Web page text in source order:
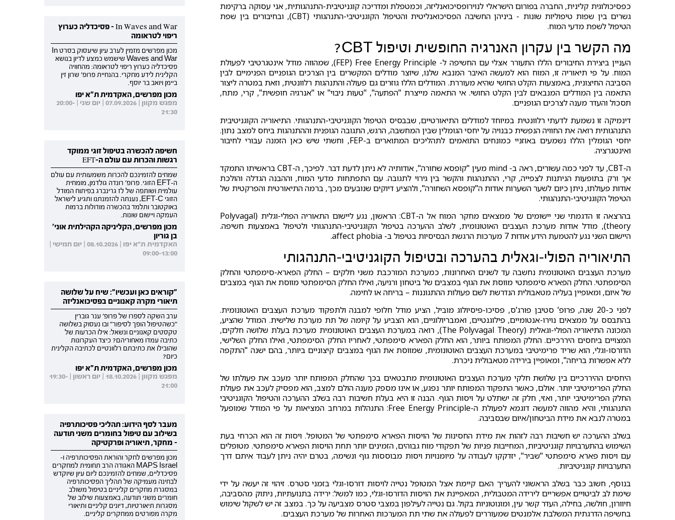
כפסיכולוגית קלינית, החברה בפורום הישראלי לנוירופסיכואנליזה, וכמטפלת ומדריכה קוגניטיבית-התנהגותית, אני עסוקה ברקימת
גשרים בין שפות טיפוליות שונות - ביניהן החשיבה הפסיכואנליטית והטיפול הקוגניטיבי-התנהגותי (CBT), ובחיבורים בין שפת
הטיפול לשפת מדעי המוח.
מה הקשר בין עקרון האנרגיה החופשית וטיפול CBT?
העניין ביצירת החיבורים הללו התעורר אצלי עם החשיפה ל- FEP) Free Energy Principle), שמהווה מודל אינטגרטיבי לפעולת
המוח. על פי תיאוריה זו, המוח הוא למעשה האיבר המנבא שלנו, שיוצר מודלים המקשרים בין הצרכים הגופניים הפנימיים לבין
הסביבה החיצונית, באמצעות הקלט החושי שהיא מעוררת. המודלים הללו גוזרים גם פעולה והתנהגות רלוונטית, וזאת במטרה ליצור
התאמה בין המודלים המנבאים לבין הקלט החושי. אי התאמה מייצרת "הפתעה", "טעות ניבוי" או "אנרגיה חופשית", קרי, מתח,
תסכול והעדר מענה לצרכים הגופניים.
דינמיקה זו נשמעת לדעתי רלוונטית במיוחד למודלים התיאורטיים, שבבסיס הטיפול הקוגניטיבי-התנהגותי. התיאוריה הקוגניטיבית
התנהגותית רואה את החוויה הנפשית כבנויה על יחסי הגומלין שבין המחשבה, הרגש, התגובה הגופנית וההתנהגות ביחס למצב נתון.
יחסי הגומלין הללו נשמעים באוזניי כמונחים התואמים לתהליכים המתוארים ב-FEP, וחשתי שיש כאן הזמנה עבורי לחיבור
ואינטגרציה.
ה-CBT, עד לפני כמה עשורים, ראה ב- mind מעין "קופסא שחורה", אודותיה לא ניתן לדעת דבר. לפיכך, ה-CBT בראשיתו התמקד
אך ורק בתופעות הניתנות לצפייה, קרי, ההתנהגות והקשר בין גירוי לתגובה. עם התפתחות מדעי המוח, וההבנה הגדלה והולכת
אודות פעולתו, ניתן כיום לשער השערות אודות ה"קופסא השחורה", ולהציע דיוקים שנובעים מכך, ברמה התיאורטית והפרקטית של
הטיפול הקוגניטיבי-התנהגותי.
בהרצאה זו הדגמתי שני יישומים של ממצאים מחקר המוח אל ה-CBT: הראשון, נגע ליישום התאוריה הפולי-וגלית (Polyvagal
theory), מודל אודות מערכת העצבים האוטונומית, לשלב ההערכה בטיפול הקוגניטיבי-התנהגותי ולטיפול באמצעות חשיפה.
היישום השני נגע להטמעת הידע אודות 7 מערכות הרגשת הבסיסיות בטיפול ב- affect phobia.
התיאוריה הפולי-וגאלית בהערכה ובטיפול הקוגניטיבי-התנהגותי
מערכת העצבים האוטונומית נחשבה עד לשנים האחרונות, כמערכת המורכבת משני חלקים – החלק הפארא-סימפתטי והחלק
הסימפתטי. החלק הפארא סימפתטי מווסת את הגוף במצבים של ביטחון ורגיעה, ואילו החלק הסימפתטי מווסת את הגוף במצבים
של איום, ומאופיין בעליה מטאבולית הנדרשת לשם פעולות ההתגוננות – בריחה או לחימה.
לפני כ-20 שנה, פרופ' סטיבן פורג'ס, פסיכו-פיסיולוג מוביל, הציע מודל חלופי למבנה ולתפקוד מערכת העצבים האוטונומית.
בהתבסס על ממצאים נוירו-אנטומיים, פילוגנטיים, ואמבריולוגיים, הוא הצביע על קיומה של תת מערכת שלישית. המודל שהציע,
המכונה התיאוריה הפולי-וגאלית (The Polyvagal Theory), רואה במערכת העצבים האוטונומית מערכת בעלת שלושה חלקים,
המצויים ביחסים היררכיים. החלק המפותח ביותר, הוא החלק הפארא סימפתטי, לאחריו החלק הסימפתטי, ואילו החלק השלישי,
הדורסו-וגלי, הוא שריד פרימיטיבי במערכת העצבים האוטונומית, שמווסת את הגוף במצבים קיצוניים ביותר, בהם ישנה "התקפה
ללא אפשרות בריחה", ומאופיין בירידה מטאבולית ניכרת.
היחסים ההיררכיים בין שלושת חלקי מערכת העצבים האוטונומית מתבטאים בכך שהחלק המפותח יותר מעכב את פעולתו של
החלק הפרימיטיבי יותר. אולם, כאשר התפקוד המפותח יותר נפגע, או אינו מספק מענה הולם למצב, הוא מפסיק לעכב את פעולת
החלק הפרימיטיבי יותר, ואזי, חלק זה ישתלט על ויסות הגוף. הבנה זו היא בעלת חשיבות רבה בשלב ההערכה והטיפול הקוגניטיבי
התנהגותי, והיא מהווה למעשה דוגמא לפעולת ה-Free Energy Principle: התנהלות במרחב המציאות על פי המודל שמופעל
במטרה לנבא את מידת הביטחון/איום שבסביבה.
בשלב ההערכה יש חשיבות רבה לזהות את מידת החסינות של הויסות הפארא סימפתטי של המטופל. ויסות זה הוא הכרחי בעת
השימוש בהתערבויות קוגניטיביות, המחייבות פניות של תפקודי מוח גבוהים, הזמינים יותר תחת הויסות הפארא סימפתטי. מטופלים
עם ויסות פארא סימפתטי "שביר", יזדקקו לעבודה על מיומנויות ויסות מבוססות גוף ונשימה, בטרם יהיה ניתן לעבוד איתם דרך
התערבויות קוגניטיביות.
בנוסף, חשוב כבר בשלב הראשוני להעריך האם קיימת אצל המטופל נטייה לויסות דורסו-וגלי בזמני סטרס. זיהוי זה יעשה על ידי
שימת לב לביטויים אפשריים לירידה המטבולית, המאפיינת את הויסות הדורסו-וגלי, כמו למשל: ירידה בתנועתיות, ניתוק מהסביבה,
חיוורון, חולשה, בחילה, העדר קשר עין, ומונוטוניות בקול. גם נטייה לעילפון במצבי סטרס מצביעה על כך. במצב זה יש לשקול שימוש
בחשיפה הדרגתית המשלבת אלמנטים שמעוררים לפעולה את שתי תת המערכות האחרות של מערכת העצבים.
In Waves and War - פסיכדליה כערוץ
ריפוי לטראומה
מכון מפרשים מזמין לערב עיון שיעסוק בסרט In
Waves and War שישמש כמצע לדיון בנושא
פסיכדליה כערוץ ריפוי לטראומה: מהחוויה
הקלינית לידע מחקרי. בהנחיית פרופ' שרון זין
ביימן ויואב בר יוסף.
מכון מפרשים, האקדמית ת"א יפו
מפגש מקוון | 07.09.2026 | יום שני | 20:00-
21:30
חשיפה להכשרה בטיפול זוגי ממוקד
רגשות והכרות עם עולם ה-EFT
שמחים להזמינכם להכרות משמעותית עם עולם
ה-EFT הזוגי. פרופ' רונדה גולדמן, מומחית
עולמית ושותפה של לז גרינברג בפיתוח המודל
הזוגי EFT-C, נענתה להזמנתנו ותגיע לישראל
באוקטובר ותלמד בהכשרה מודולות ברמות
העמקה ויישום שונות.
מכון מפרשים, הקליניקה הקהילתית אוני'
בן גוריון
האקדמית ת"א יפו | 08.10.2026 | יום חמישי |
09:00-13:00
"קוראים כאן ועכשיו": שיח על שלושה
תיאורי מקרה קאנוניים בפסיכואנליזה
ערב השקה לספרו של פרופ' ענר גוברין
"כשהטיפול הופך לסיפור" ובו נעסוק בשלושה
טקסטים קאנוניים ונשאל: אילו הכרעות של
כתיבה עמדו מאחוריהם? כיצד העקרונות
שהובילו את כתיבתם רלוונטיים לכתיבה הקלינית
כיום?
מכון מפרשים, האקדמית ת"א יפו
מפגש מקוון | 18.10.2026 | יום ראשון | 19:30-
21:00
מעבר לסף הידוע: תהליכי פסיכותרפיה
בשילוב עם טיפול בחומרים משני תודעה
- מחקר, תיאוריה ופרקטיקה
מכון מפרשים לחקר והוראת הפסיכותרפיה ו-
MAPS Israel האגודה הרב תחומית למחקרים
פסיכדליים, שמחים להזמינכם ליום עיון שיוקדש
לבחינה מעמיקה של תהליך הפסיכותרפיה
במסגרת מחקרים קליניים בטיפול משולב
חומרים משני תודעה, באמצעות שילוב של
מסגרות תיאורטיות, דיונים קליניים ותיאורי
מקרה מפורטים ממחקרים קליניים.